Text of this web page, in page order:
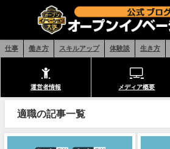
仕事 働き方 スキルアップ 体験談 生き方
運営者情報 メディア概要
適職の記事一覧